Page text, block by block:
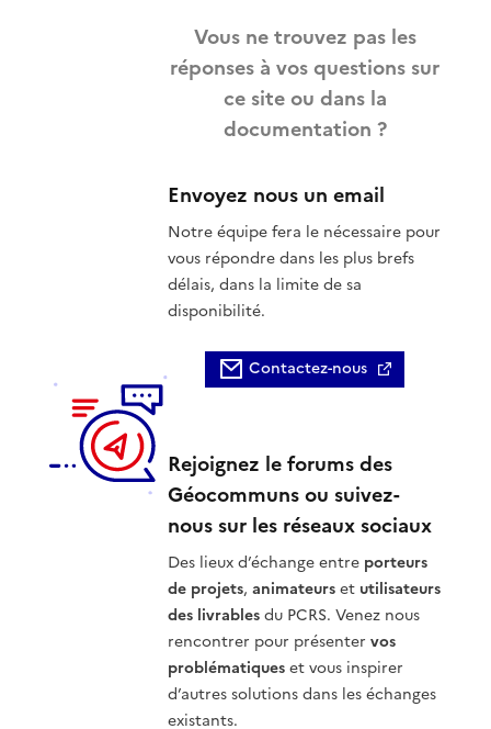
Vous ne trouvez pas les
réponses à vos questions sur
ce site ou dans la
documentation ?
Envoyez nous un email
Notre équipe fera le nécessaire pour
vous répondre dans les plus brefs
délais, dans la limite de sa
disponibilité.
Contactez-nous
Rejoignez le forums des
Géocommuns ou suivez-
nous sur les réseaux sociaux
Des lieux d’échange entre porteurs
de projets,animateurset utilisateurs
des livrablesdu PCRS. Venez nous
rencontrer pour présentervos
problématiqueset vous inspirer
d’autres solutions dans les échanges
existants.